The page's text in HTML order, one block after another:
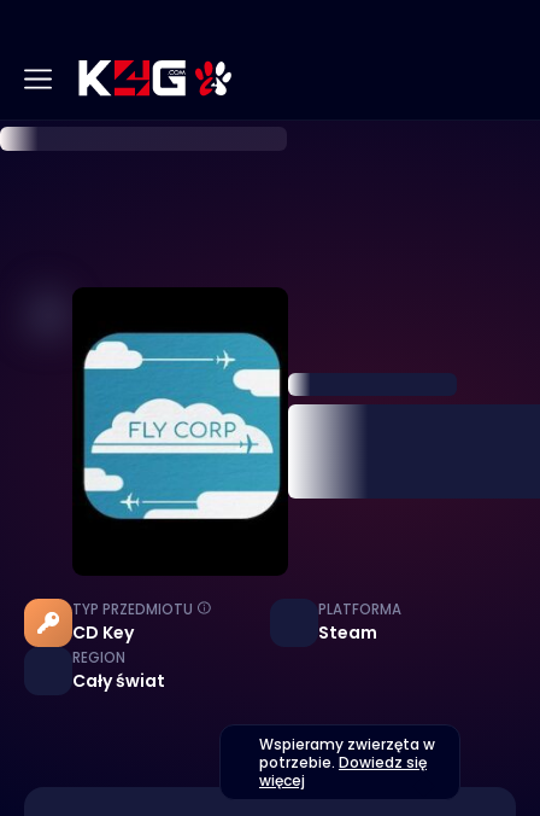
TYP PRZEDMIOTU
CD Key
PLATFORMA
Steam
REGION
Cały świat
Wspieramy zwierzęta w
potrzebie. Dowiedz się
więcej